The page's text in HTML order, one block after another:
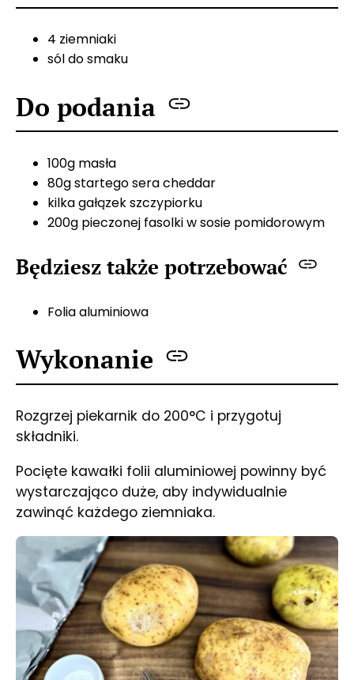
4 ziemniaki
sól do smaku
Do podania
100g masła
80g startego sera cheddar
kilka gałązek szczypiorku
200g pieczonej fasolki w sosie pomidorowym
Będziesz także potrzebować
Folia aluminiowa
Wykonanie
Rozgrzej piekarnik do 200°C i przygotuj
składniki.
Pocięte kawałki folii aluminiowej powinny być
wystarczająco duże, aby indywidualnie
zawinąć każdego ziemniaka.